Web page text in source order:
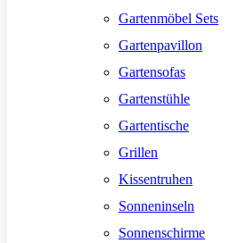
Gartenmöbel Sets
Gartenpavillon
Gartensofas
Gartenstühle
Gartentische
Grillen
Kissentruhen
Sonneninseln
Sonnenschirme